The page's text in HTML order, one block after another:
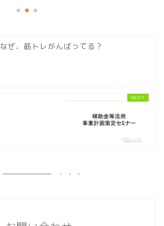
なぜ、筋トレがんばってる？